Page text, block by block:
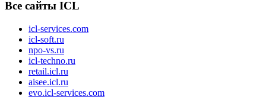
Все сайты ICL
icl-services.com
icl-soft.ru
npo-vs.ru
icl-techno.ru
retail.icl.ru
aisee.icl.ru
evo.icl-services.com